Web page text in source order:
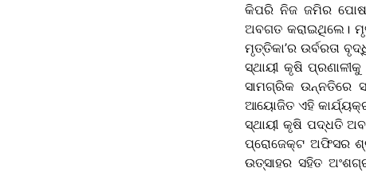
କିପରି ନିଜ ଜମିର
ଅବଗତ କରାଇଥିଲେ।
ମୃତ୍ତିକା’ର ଉର୍ବରତା
ସ୍ଥାୟୀ କୃଷି
ସାମଗ୍ରିକ ଉନ୍ନତିରେ
ଆୟୋଜିତ ଏହି
ସ୍ଥାୟୀ କୃଷି ପଦ୍ଧତି
ପ୍ରୋଜେକ୍ଟ ଅଫିସର
ଉତ୍ସାହର ସହିତ